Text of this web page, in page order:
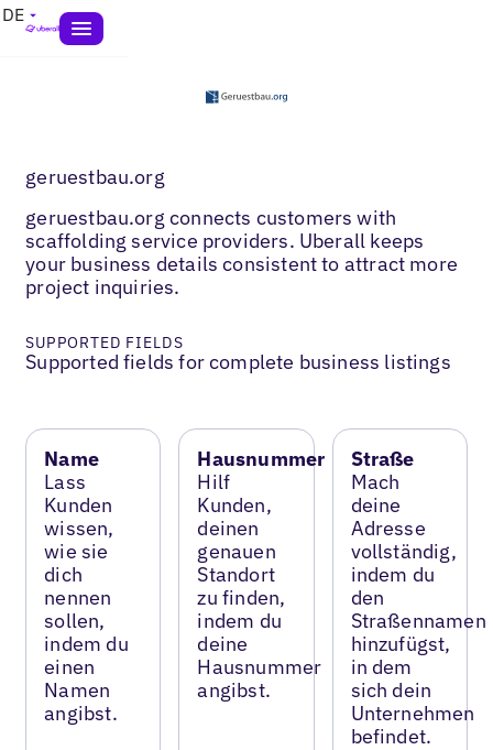
DE
geruestbau.org
geruestbau.org connects customers with
scaffolding service providers. Uberall keeps
your business details consistent to attract more
project inquiries.
SUPPORTED FIELDS
Supported fields for complete business listings
Name
Lass
Kunden
wissen,
wie sie
dich
nennen
sollen,
indem du
einen
Namen
angibst.
Hausnummer
Hilf
Kunden,
deinen
genauen
Standort
zu finden,
indem du
deine
Hausnummer
angibst.
Straße
Mach
deine
Adresse
vollständig,
indem du
den
Straßennamen
hinzufügst,
in dem
sich dein
Unternehmen
befindet.